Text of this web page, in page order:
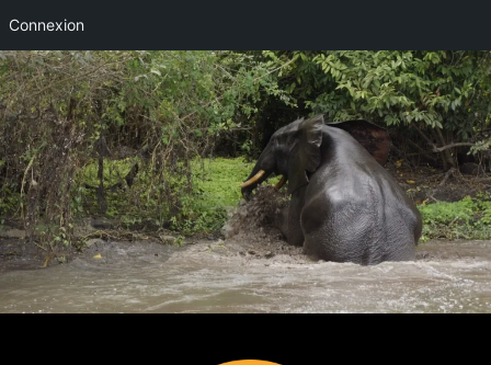
Connexion